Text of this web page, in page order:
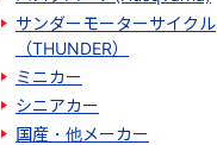
サンダーモーターサイクル
（THUNDER）
ミニカー
シニアカー
国産・他メーカー